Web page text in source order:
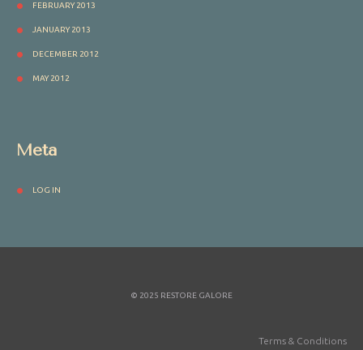
FEBRUARY 2013
JANUARY 2013
DECEMBER 2012
MAY 2012
Meta
LOG IN
© 2025 RESTORE GALORE
Terms & Conditions